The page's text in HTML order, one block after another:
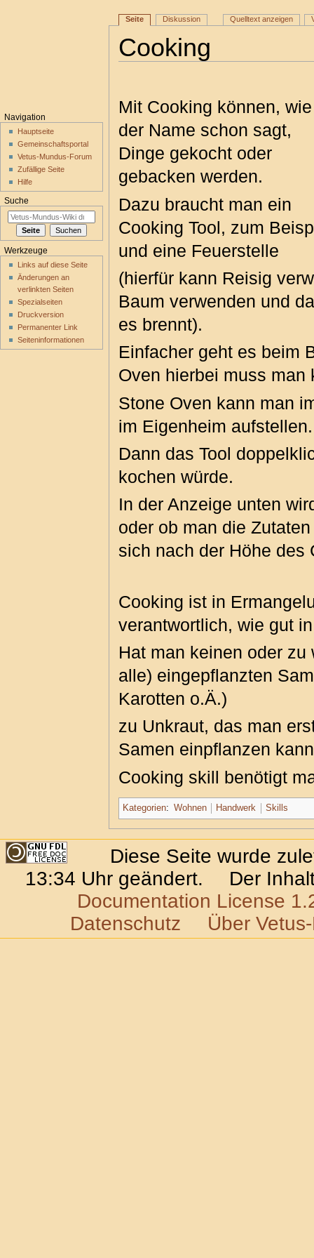
Cooking
Mit Cooking können, wie
der Name schon sagt,
Dinge gekocht oder
gebacken werden.
Dazu braucht man ein
Cooking Tool, zum
und eine Feuerstelle
(hierfür kann Reisig
Baum verwenden und
es brennt).
Einfacher geht es beim
Oven hierbei muss man
Stone Oven kann man
im Eigenheim aufstellen.
Dann das Tool
kochen würde.
In der Anzeige unten
oder ob man die
sich nach der Höhe des
Cooking ist in
verantwortlich, wie gut
Hat man keinen oder
alle) eingepflanzten
Karotten o.Ä.)
zu Unkraut, das man
Samen einpflanzen
Cooking skill benötigt
Kategorien: Wohnen Handwerk Skills
Seite Diskussion Quelltext anzeigen
Navigation
Hauptseite
Gemeinschaftsportal
Vetus-Mundus-Forum
Zufällige Seite
Hilfe
Suche
Werkzeuge
Links auf diese Seite
Änderungen an
verlinkten Seiten
Spezialseiten
Druckversion
Permanenter Link
Seiten­informationen
Diese Seite wurde
13:34 Uhr geändert.
Der
Documentation License
Datenschutz
Über